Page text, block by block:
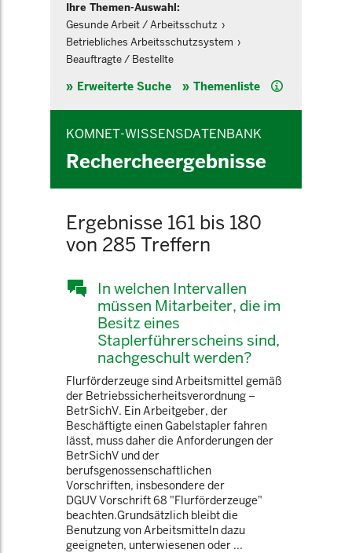
Ihre Themen-Auswahl:
Gesunde Arbeit / Arbeitsschutz
Betriebliches Arbeitsschutzsystem
Beauftragte / Bestellte
Erweiterte Suche Themenliste Hilfe
KOMNET-WISSENSDATENBANK
Rechercheergebnisse
Ergebnisse 161 bis 180
von 285 Treffern
In welchen Intervallen
müssen Mitarbeiter, die im
Besitz eines
Staplerführerscheins sind,
nachgeschult werden?
Flurförderzeuge sind Arbeitsmittel gemäß
der Betriebssicherheitsverordnung –
BetrSichV. Ein Arbeitgeber, der
Beschäftigte einen Gabelstapler fahren
lässt, muss daher die Anforderungen der
BetrSichV und der
berufsgenossenschaftlichen
Vorschriften, insbesondere der
DGUV Vorschrift 68 "Flurförderzeuge"
beachten.Grundsätzlich bleibt die
Benutzung von Arbeitsmitteln dazu
geeigneten, unterwiesenen oder ...